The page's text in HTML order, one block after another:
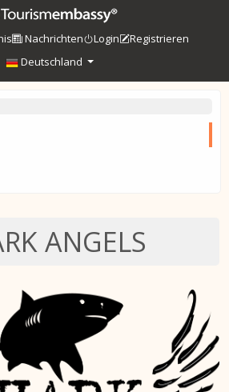
Nachrichten Login
Registrieren
Deutschland
ANGELS